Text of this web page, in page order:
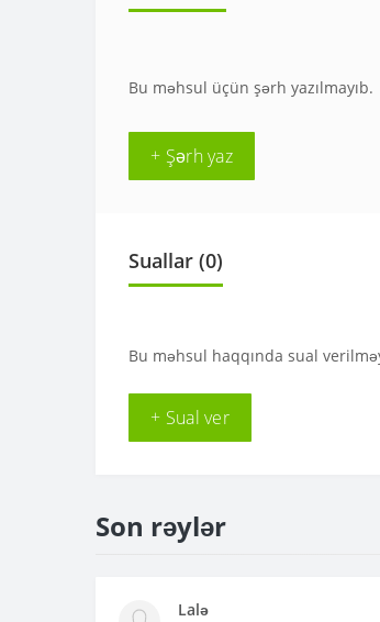
Bu məhsul üçün şərh yazılmayıb.
+ Şərh yaz
Suallar (0)
Bu məhsul haqqında sual
+ Sual ver
Son rəylər
Lalə